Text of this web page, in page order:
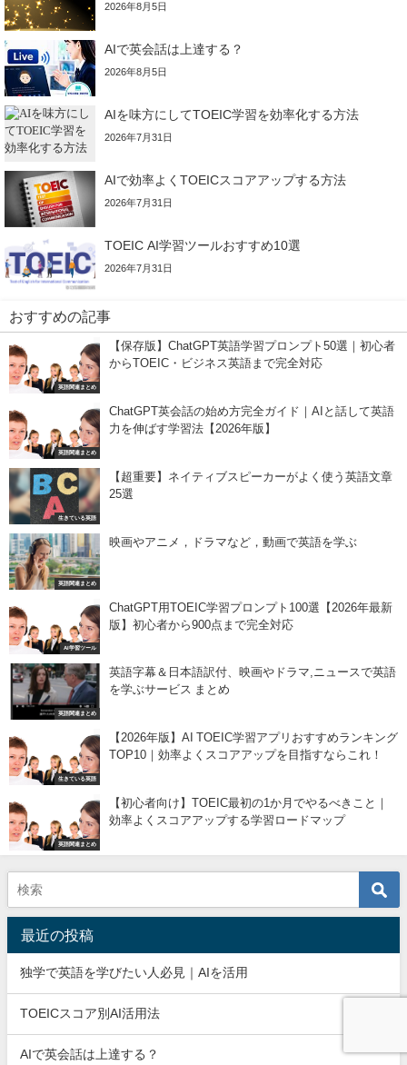
2026年8月5日
AIで英会話は上達する？
2026年8月5日
AIを味方にしてTOEIC学習を効率化する方法
2026年7月31日
AIで効率よくTOEICスコアアップする方法
2026年7月31日
TOEIC AI学習ツールおすすめ10選
2026年7月31日
おすすめの記事
英語関連まとめ
【保存版】ChatGPT英語学習プロンプト50選｜初心者
からTOEIC・ビジネス英語まで完全対応
英語関連まとめ
ChatGPT英会話の始め方完全ガイド｜AIと話して英語
力を伸ばす学習法【2026年版】
生きている英語
【超重要】ネイティブスピーカーがよく使う英語文章
25選
英語関連まとめ
映画やアニメ，ドラマなど，動画で英語を学ぶ
AI学習ツール
ChatGPT用TOEIC学習プロンプト100選【2026年最新
版】初心者から900点まで完全対応
英語関連まとめ
英語字幕＆日本語訳付、映画やドラマ,ニュースで英語
を学ぶサービス まとめ
生きている英語
【2026年版】AI TOEIC学習アプリおすすめランキング
TOP10｜効率よくスコアアップを目指すならこれ！
英語関連まとめ
【初心者向け】TOEIC最初の1か月でやるべきこと｜
効率よくスコアアップする学習ロードマップ
最近の投稿
独学で英語を学びたい人必見｜AIを活用
TOEICスコア別AI活用法
AIで英会話は上達する？